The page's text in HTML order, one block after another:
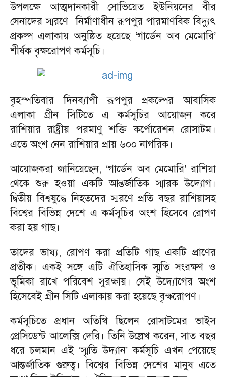
উপলক্ষে আত্মদানকারী সোভিয়েত ইউনিয়নের বীর
সেনাদের স্মরণে নির্মাণাধীন রূপপুর পারমাণবিক বিদ্যুৎ
প্রকল্প এলাকায় অনুষ্ঠিত হয়েছে ‘গার্ডেন অব মেমোরি’
শীর্ষক বৃক্ষরোপণ কর্মসূচি।
বৃহস্পতিবার দিনব্যাপী রূপপুর প্রকল্পের আবাসিক
এলাকা গ্রীন সিটিতে এ কর্মসূচির আয়োজন করে
রাশিয়ার রাষ্ট্রীয় পরমাণু শক্তি কর্পোরেশন রোসাটম।
এতে অংশ নেন রাশিয়ার প্রায় ৬০০ নাগরিক।
আয়োজকরা জানিয়েছেন, ‘গার্ডেন অব মেমোরি’ রাশিয়া
থেকে শুরু হওয়া একটি আন্তর্জাতিক স্মারক উদ্যোগ।
দ্বিতীয় বিশ্বযুদ্ধে নিহতদের স্মরণে প্রতি বছর রাশিয়াসহ
বিশ্বের বিভিন্ন দেশে এ কর্মসূচির অংশ হিসেবে রোপণ
করা হয় গাছ।
তাদের ভাষ্য, রোপণ করা প্রতিটি গাছ একটি প্রাণের
প্রতীক। একই সঙ্গে এটি ঐতিহাসিক স্মৃতি সংরক্ষণ ও
ভূমিকা রাখে পরিবেশ সুরক্ষায়। সেই উদ্যোগের অংশ
হিসেবেই গ্রীন সিটি এলাকায় করা হয়েছে বৃক্ষরোপণ।
কর্মসূচিতে প্রধান অতিথি ছিলেন রোসাটমের ভাইস
প্রেসিডেন্ট আলেক্সি দেরি। তিনি উল্লেখ করেন, সাত বছর
ধরে চলমান এই ‘স্মৃতি উদ্যান’ কর্মসূচি এখন পেয়েছে
আন্তর্জাতিক গুরুত্ব। বিশ্বের বিভিন্ন দেশের মানুষ এতে